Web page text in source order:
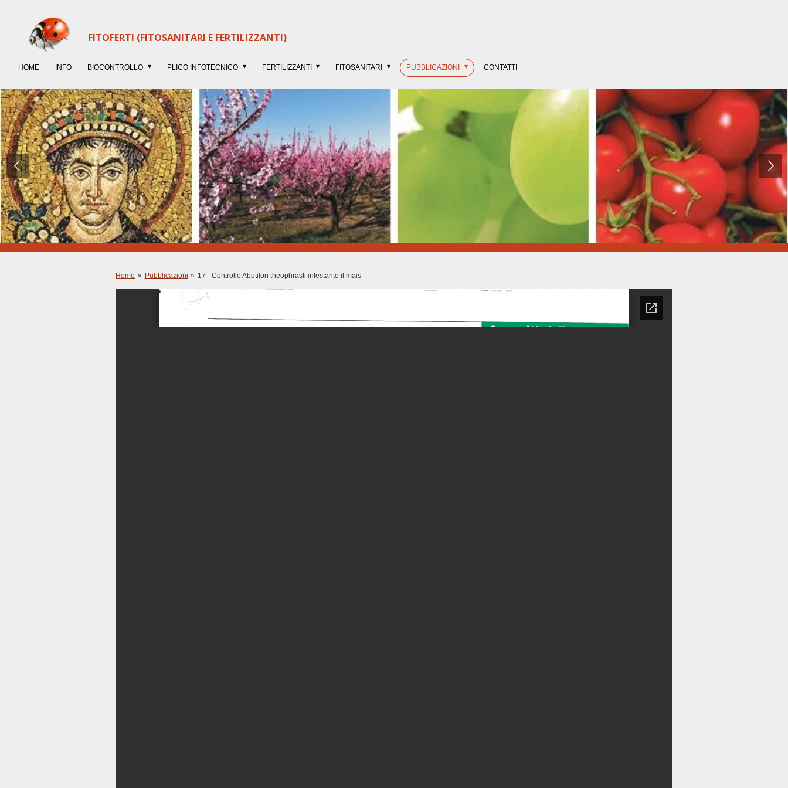
contenuto
principale
FITOFERTI (FITOSANITARI E FERTILIZZANTI)
HOME INFO BIOCONTROLLO PLICO INFOTECNICO FERTILIZZANTI FITOSANITARI PUBBLICAZIONI CONTATTI
Home » Pubblicazioni » 17 - Controllo Abutilon theophrasti infestante il mais